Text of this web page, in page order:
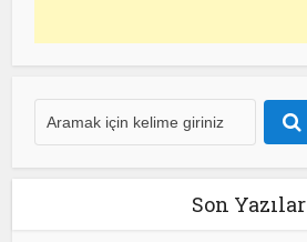
Son Yazılar